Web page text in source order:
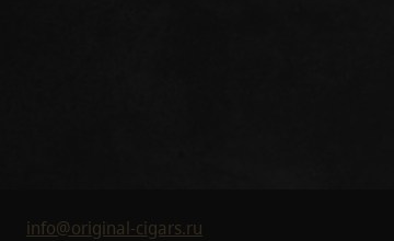
info@original-cigars.ru